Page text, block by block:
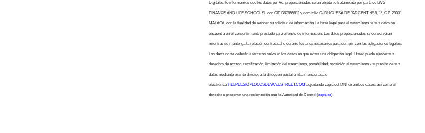
Digitales, le informamos que los datos por Vd. proporcionados serán objeto de tratamiento por parte de LWS
FINANCE AND LIFE SCHOOL SL con CIF B67855882 y domicilio C/ DUQUESA DE PARCENT Nº 8, 1º, C.P. 29001
MALAGA, con la finalidad de atender su solicitud de información. La base legal para el tratamiento de sus datos se
encuentra en el consentimiento prestado para el envío de información. Los datos proporcionados se conservarán
mientras se mantenga la relación contractual o durante los años necesarios para cumplir con las obligaciones legales.
Los datos no se cederán a terceros salvo en los casos en que exista una obligación legal. Usted puede ejercer sus
derechos de acceso, rectificación, limitación del tratamiento, portabilidad, oposición al tratamiento y supresión de sus
datos mediante escrito dirigido a la dirección postal arriba mencionada o
electrónica HELPDESK@LOCOSDEWALLSTREET.COM adjuntando copia del DNI en ambos casos, así como el
derecho a presentar una reclamación ante la Autoridad de Control (aepd.es).